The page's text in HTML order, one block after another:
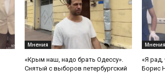
Мнения
«Крым наш, надо брать Одессу».
Снятый с выборов петербургский
Мнения
«Я
Борис